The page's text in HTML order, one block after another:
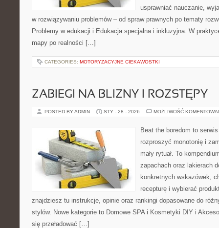
usprawniać nauczanie,
w rozwiązywaniu problemów – od spraw prawnych po tematy
Problemy w edukacji i Edukacja specjalna i inkluzyjna. W
mapy po realności […]
CATEGORIES: MOTORYZACYJNE CIEKAWOSTKI
ZABIEGI NA BLIZNY I ROZSTĘPY
POSTED BY ADMIN STY - 28 - 2026 MOŻLIWOŚĆ
Beat the boredom to
rozproszyć monotonię i
mały rytuał. To
zapachach oraz lakierach
konkretnych wskazówek,
recepturę i wybierać
znajdziesz tu instrukcje, opinie oraz rankingi dopasowane do
stylów. Nowe kategorie to Domowe SPA i Kosmetyki DIY i
się przeładować […]